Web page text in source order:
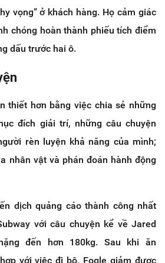
vọng” ở khách hàng. Họ cảm giác
chóng hoàn thành phiếu tích điểm
dấu trước hai ô.
thiết hơn bằng việc chia sẻ những
đích giải trí, những câu chuyện
rèn luyện khả năng của mình;
nhân vật và phán đoán hành động
dịch quảng cáo thành công nhất
với câu chuyện kể về Jared
đến hơn 180kg. Sau khi ăn
với việc đi bộ, Fogle giảm được